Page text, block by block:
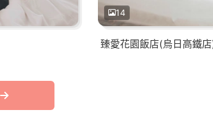
14
臻愛花園飯店(烏日高鐵